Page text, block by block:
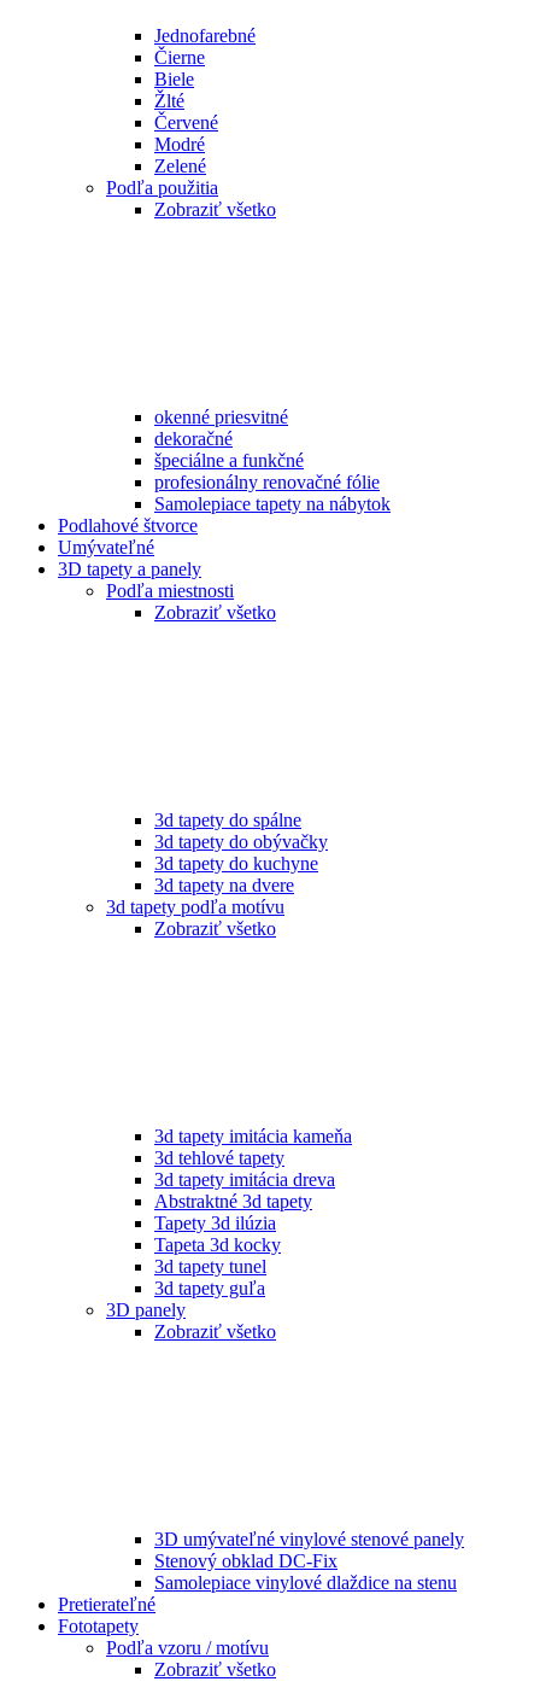
Jednofarebné
Čierne
Biele
Žlté
Červené
Modré
Zelené
Podľa použitia
Zobraziť všetko
okenné priesvitné
dekoračné
špeciálne a funkčné
profesionálny renovačné fólie
Samolepiace tapety na nábytok
Podlahové štvorce
Umývateľné
3D tapety a panely
Podľa miestnosti
Zobraziť všetko
3d tapety do spálne
3d tapety do obývačky
3d tapety do kuchyne
3d tapety na dvere
3d tapety podľa motívu
Zobraziť všetko
3d tapety imitácia kameňa
3d tehlové tapety
3d tapety imitácia dreva
Abstraktné 3d tapety
Tapety 3d ilúzia
Tapeta 3d kocky
3d tapety tunel
3d tapety guľa
3D panely
Zobraziť všetko
3D umývateľné vinylové stenové panely
Stenový obklad DC-Fix
Samolepiace vinylové dlaždice na stenu
Pretierateľné
Fototapety
Podľa vzoru / motívu
Zobraziť všetko